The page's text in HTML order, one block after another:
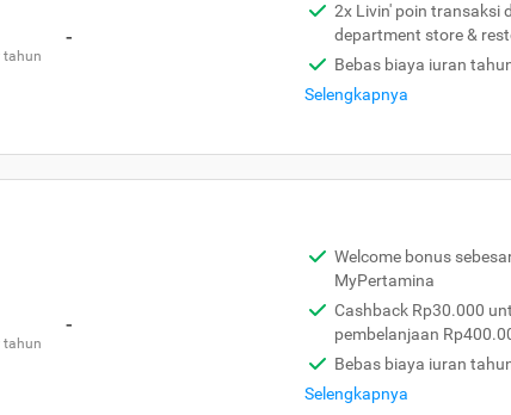
tahun
-
2x Livin' poin transaksi
department store &
Bebas biaya iuran
Selengkapnya
tahun
-
Welcome bonus
MyPertamina
Cashback Rp30.000
pembelanjaan
Bebas biaya iuran
Selengkapnya